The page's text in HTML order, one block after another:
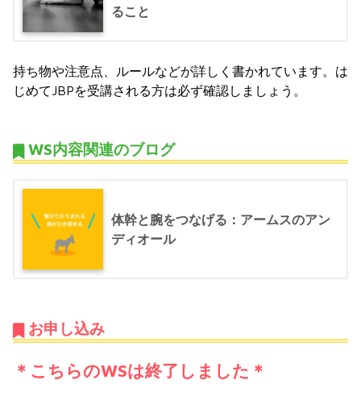
ること
持ち物や注意点、ルールなどが詳しく書かれています。は
じめてJBPを受講される方は必ず確認しましょう。
WS内容関連のブログ
体幹と腕をつなげる：アームスのアン
ディオール
お申し込み
＊こちらのWSは終了しました＊